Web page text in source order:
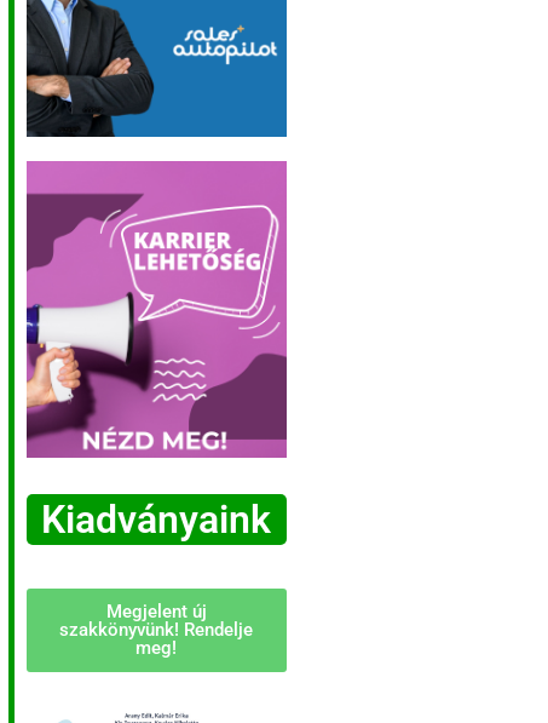
Kiadványaink
Megjelent új
szakkönyvünk! Rendelje
meg!